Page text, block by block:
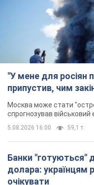
"У мене для росіян
припустив, чим
Москва може стати
спрогнозував військовий
5.08.2026 16:00 59,1 т.
Банки "готуються"
долара: українцям
очікувати